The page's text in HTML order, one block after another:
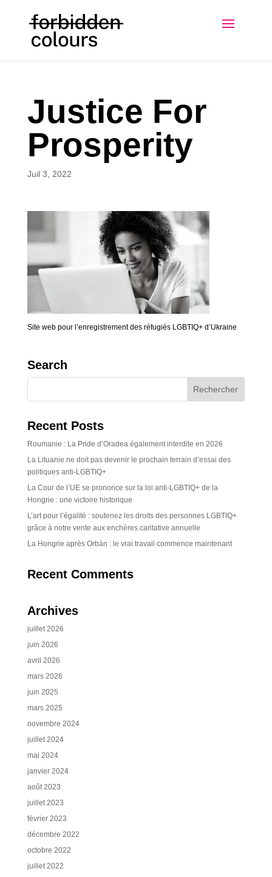
Justice For
Prosperity
Juil 3, 2022
Site web pour l’enregistrement des réfugiés LGBTIQ+ d’Ukraine
Search
Recent Posts
Roumanie : La Pride d’Oradea également interdite en 2026
La Lituanie ne doit pas devenir le prochain terrain d’essai des
politiques anti-LGBTIQ+
La Cour de l’UE se prononce sur la loi anti-LGBTIQ+ de la
Hongrie : une victoire historique
L’art pour l’égalité : soutenez les droits des personnes LGBTIQ+
grâce à notre vente aux enchères caritative annuelle
La Hongrie après Orbán : le vrai travail commence maintenant
Recent Comments
Archives
juillet 2026
juin 2026
avril 2026
mars 2026
juin 2025
mars 2025
novembre 2024
juillet 2024
mai 2024
janvier 2024
août 2023
juillet 2023
février 2023
décembre 2022
octobre 2022
juillet 2022